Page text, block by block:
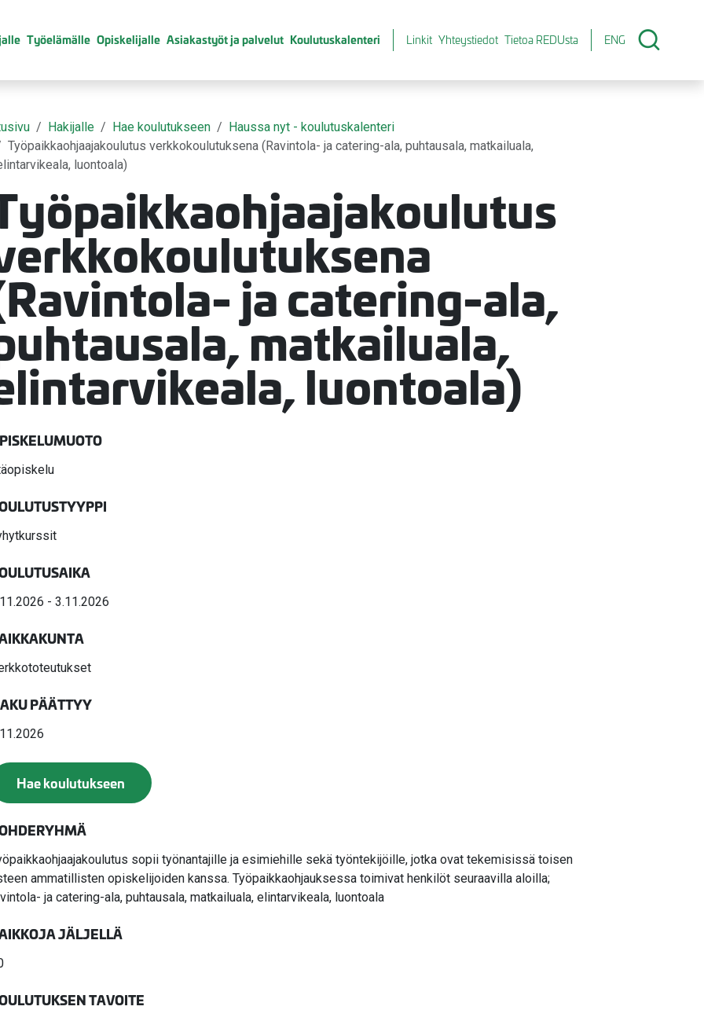
Työelämälle Opiskelijalle Asiakastyöt ja palvelut Koulutuskalenteri Linkit Yhteystiedot Tietoa REDUsta ENG
Hakijalle Hae koulutukseen
Haussa nyt - koulutuskalenteri
Työpaikkaohjaajakoulutus verkkokoulutuksena (Ravintola- ja catering-ala, puhtausala, matkailuala,
luontoala)
ja catering-ala,
matkailuala,
luontoala)
- 3.11.2026
PÄÄTTYY
Hae koulutukseen
sopii työnantajille ja esimiehille sekä työntekijöille, jotka ovat tekemisissä toisen
ammatillisten opiskelijoiden kanssa. Työpaikkaohjauksessa toimivat henkilöt seuraavilla aloilla;
ja catering-ala, puhtausala, matkailuala, elintarvikeala, luontoala
JÄLJELLÄ
TAVOITE